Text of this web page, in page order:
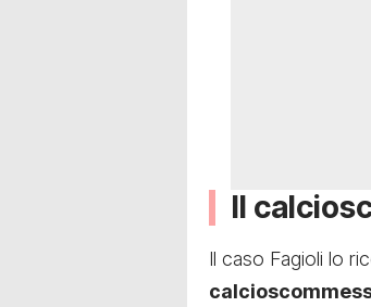
Il
Il caso Fagioli lo